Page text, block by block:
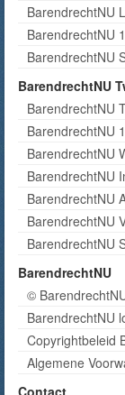
BarendrechtNU
BarendrechtNU
BarendrechtNU
BarendrechtNU
BarendrechtNU
BarendrechtNU
BarendrechtNU
BarendrechtNU
BarendrechtNU
BarendrechtNU
BarendrechtNU
BarendrechtNU
©
BarendrechtNU
Copyrightbeleid
Algemene
Contact